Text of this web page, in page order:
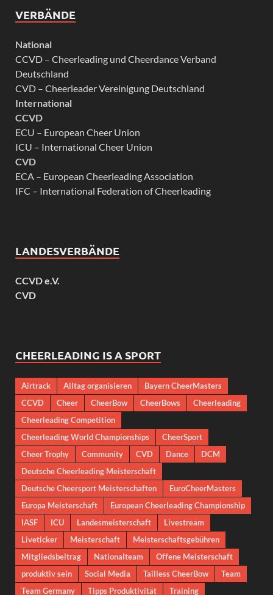
VERBÄNDE
National
CCVD – Cheerleading und Cheerdance Verband
Deutschland
CVD – Cheerleader Vereinigung Deutschland
International
CCVD
ECU – European Cheer Union
ICU – International Cheer Union
CVD
ECA – European Cheerleading Association
IFC – International Federation of Cheerleading
LANDESVERBÄNDE
CCVD e.V.
CVD
CHEERLEADING IS A SPORT
Airtrack Alltag organisieren
Bayern CheerMasters
CCVD
Cheer CheerBow CheerBows
Cheerleading
Cheerleading Competition
Cheerleading World Championships
CheerSport
Cheer Trophy
Community CVD Dance
DCM
Deutsche Cheerleading Meisterschaft
Deutsche Cheersport Meisterschaften
EuroCheerMasters
Europa Meisterschaft
European Cheerleading Championship
IASF
ICU Landesmeisterschaft
Livestream
Liveticker
Meisterschaft
Meisterschaftsgebühren
Mitgliedsbeitrag
Nationalteam
Offene Meisterschaft
produktiv sein
Social Media Tailless CheerBow
Team
Team Germany
Tipps Produktivität Training